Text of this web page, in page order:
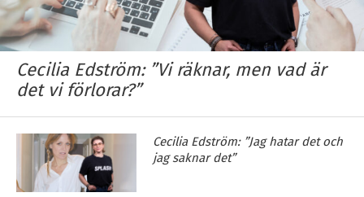
Cecilia Edström: ”Vi räknar, men vad är
det vi förlorar?”
Cecilia Edström: ”Jag hatar det och
jag saknar det”